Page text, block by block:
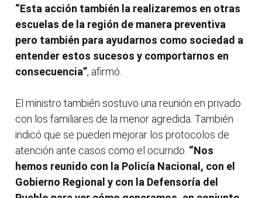
“Esta acción también la realizaremos en otras
escuelas de la región de manera preventiva
pero también para ayudarnos como sociedad a
entender estos sucesos y comportarnos en
consecuencia”, afirmó.
El ministro también sostuvo una reunión en privado
con los familiares de la menor agredida. También
indicó que se pueden mejorar los protocolos de
atención ante casos como el ocurrido. “Nos
hemos reunido con la Policía Nacional, con el
Gobierno Regional y con la Defensoría del